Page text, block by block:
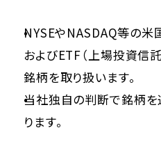
NYSEやNASDAQ等の米
およびETF（上場投資信
銘柄を取り扱います。
当社独自の判断で銘柄を
ります。